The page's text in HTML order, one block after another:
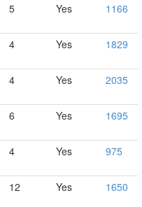
5 Yes 1166
4 Yes 1829
4 Yes 2035
6 Yes 1695
4 Yes 975
12 Yes 1650